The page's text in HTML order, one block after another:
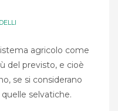
agricolo come
del previsto, e cioè
se si considerano
selvatiche.